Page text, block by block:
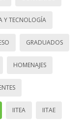
Y TECNOLOGÍA
GRADUADOS
HOMENAJES
IITEA IITAE